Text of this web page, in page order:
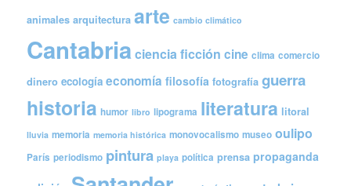
animales arquitectura arte cambio climático
Cantabriaciencia ficción cine clima comercio
dinero ecología economía filosofía fotografía guerra
historia humor libro lipograma literatura litoral
lluvia memoria memoria histórica monovocalismo museo oulipo
París periodismo pintura playa política prensa propaganda